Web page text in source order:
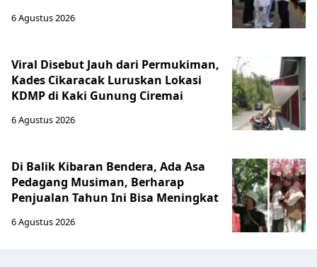
6 Agustus 2026
Viral Disebut Jauh dari Permukiman,
Kades Cikaracak Luruskan Lokasi
KDMP di Kaki Gunung Ciremai
6 Agustus 2026
Di Balik Kibaran Bendera, Ada Asa
Pedagang Musiman, Berharap
Penjualan Tahun Ini Bisa Meningkat
6 Agustus 2026